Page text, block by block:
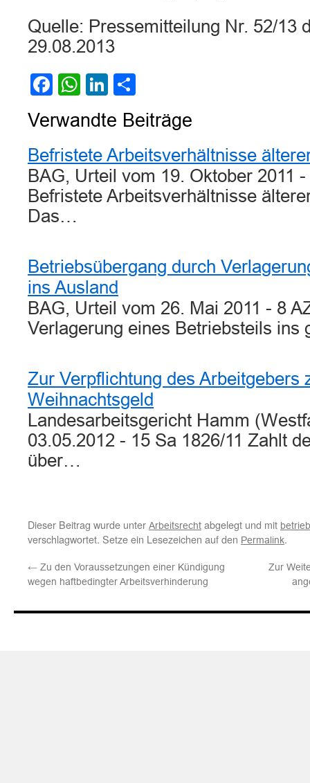
Quelle: Pressemitteilung Nr. 52/13
29.08.2013
Facebook
WhatsApp
LinkedIn
Verwandte Beiträge
Befristete Arbeitsverhältnisse
BAG, Urteil vom 19. Oktober 2011
Befristete Arbeitsverhältnisse
Das…
Betriebsübergang durch
ins Ausland
BAG, Urteil vom 26. Mai 2011 - 8
Verlagerung eines Betriebsteils
Zur Verpflichtung des Arbeitgebers
Weihnachtsgeld
Landesarbeitsgericht Hamm
03.05.2012 - 15 Sa 1826/11 Zahlt
über…
Dieser Beitrag wurde unter Arbeitsrecht abgelegt und mit
verschlagwortet. Setze ein Lesezeichen auf den Permalink.
← Zu den Voraussetzungen einer Kündigung
wegen haftbedingter Arbeitsverhinderung
Zur